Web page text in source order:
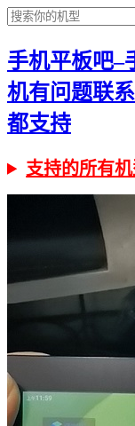
手机平板吧–
机有问题联
都支持
支持的所有